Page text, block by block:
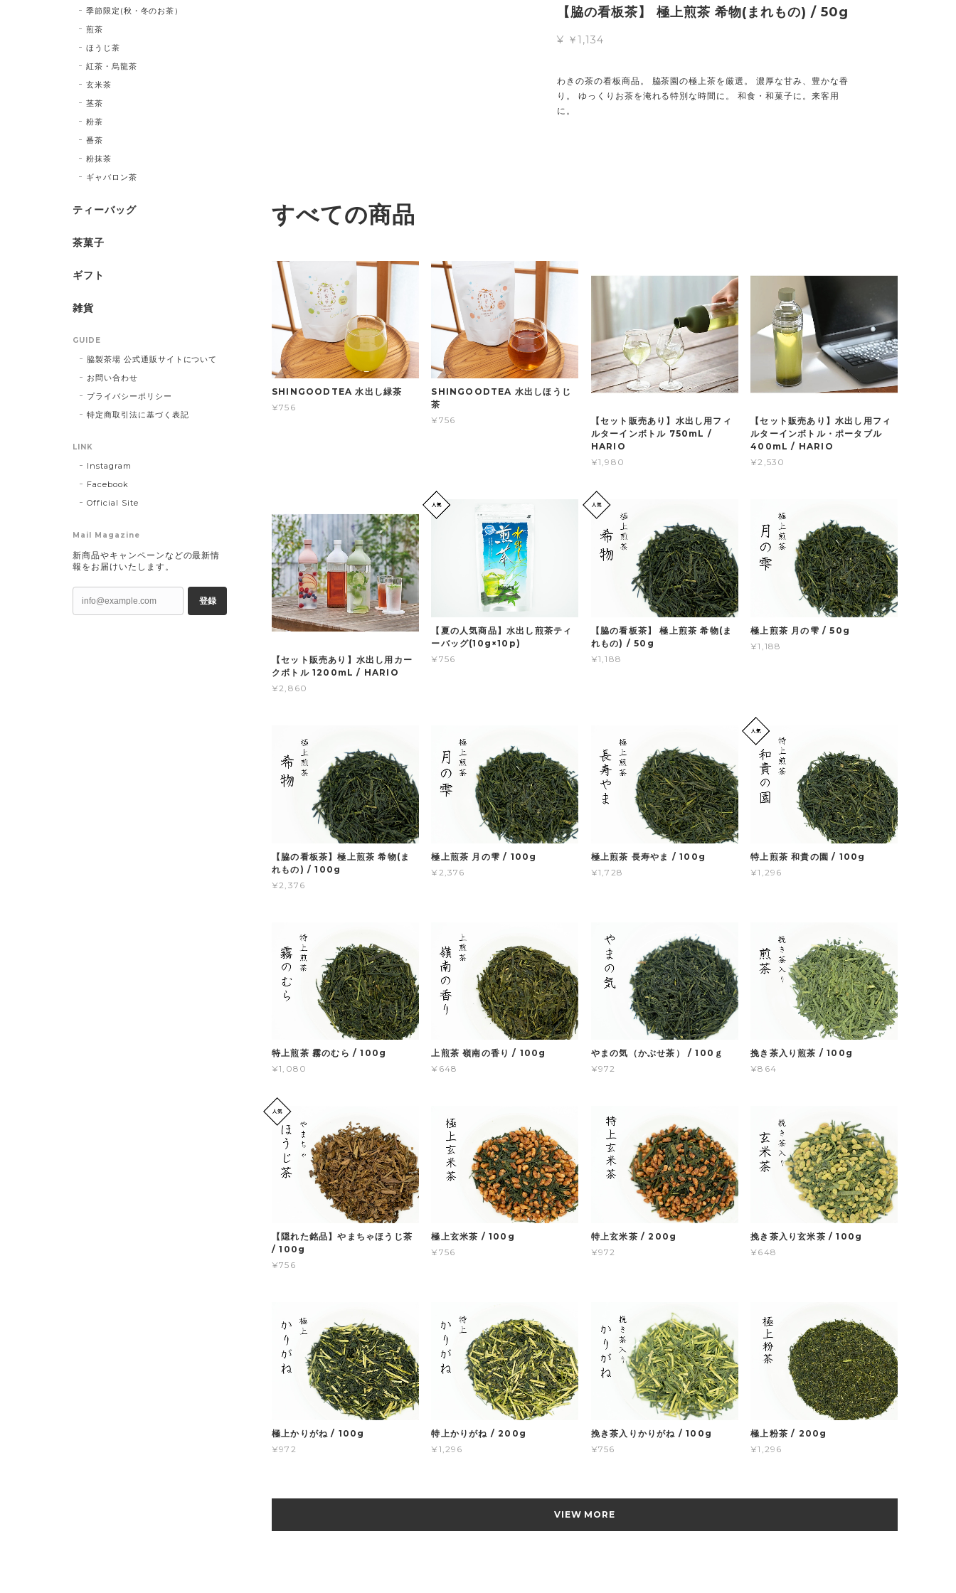
【脇の看板茶】 極上煎茶 希物(まれもの) / 50g
¥ ￥1,134
わきの茶の看板商品。 脇茶園の極上茶を厳選。 濃厚な甘み、豊かな香
り。 ゆっくりお茶を淹れる特別な時間に。 和食・和菓子に。来客用
に。
すべての商品
SHINGOODTEA 水出し緑茶
¥756
SHINGOODTEA 水出しほうじ
茶
¥756
【セット販売あり】水出し用フィ
ルターインボトル 750mL /
HARIO
¥1,980
【セット販売あり】水出し用フィ
ルターインボトル・ポータブル
400mL / HARIO
¥2,530
【セット販売あり】水出し用カー
クボトル 1200mL / HARIO
¥2,860
【夏の人気商品】水出し煎茶ティ
ーバッグ(10g×10p)
¥756
【脇の看板茶】 極上煎茶 希物(ま
れもの) / 50g
¥1,188
極上煎茶 月の雫 / 50g
¥1,188
【脇の看板茶】極上煎茶 希物(ま
れもの) / 100g
¥2,376
極上煎茶 月の雫 / 100g
¥2,376
極上煎茶 長寿やま / 100g
¥1,728
特上煎茶 和貴の園 / 100g
¥1,296
特上煎茶 霧のむら / 100g
¥1,080
上煎茶 嶺南の香り / 100g
¥648
やまの気（かぶせ茶） / 100ｇ
¥972
挽き茶入り煎茶 / 100g
¥864
【隠れた銘品】やまちゃほうじ茶
/ 100g
¥756
極上玄米茶 / 100g
¥756
特上玄米茶 / 200g
¥972
挽き茶入り玄米茶 / 100g
¥648
極上かりがね / 100g
¥972
特上かりがね / 200g
¥1,296
挽き茶入りかりがね / 100g
¥756
極上粉茶 / 200g
¥1,296
VIEW MORE
季節限定(秋・冬のお茶）
煎茶
ほうじ茶
紅茶・烏龍茶
玄米茶
茎茶
粉茶
番茶
粉抹茶
ギャバロン茶
ティーバッグ
茶菓子
ギフト
雑貨
GUIDE
脇製茶場 公式通販サイトについて
お問い合わせ
プライバシーポリシー
特定商取引法に基づく表記
LINK
Instagram
Facebook
Official Site
Mail Magazine
新商品やキャンペーンなどの最新情
報をお届けいたします。
登録